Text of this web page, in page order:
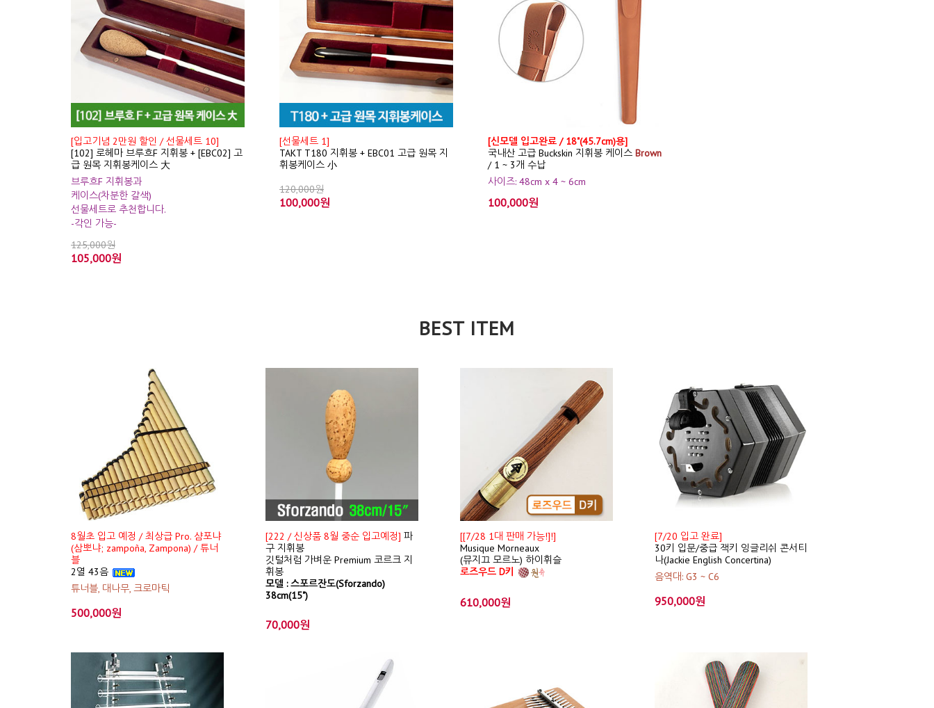
[입고기념 2만원 할인 / 선물세트 10]
[102] 로헤마 브루흐F 지휘봉 + [EBC02] 고
급 원목 지휘봉케이스 大
브루흐F 지휘봉과
케이스(차분한 갈색)
선물세트로 추천합니다.
-각인 가능-
125,000원
105,000원
[선물세트 1]
TAKT T180 지휘봉 + EBC01 고급 원목 지
휘봉케이스 小
120,000원
100,000원
[신모델 입고완료 / 18"(45.7cm)용]
국내산 고급 Buckskin 지휘봉 케이스 Brown
/ 1 ~ 3개 수납
사이즈: 48cm x 4 ~ 6cm
100,000원
BEST ITEM
8월초 입고 예정 / 최상급 Pro. 샴포냐
(삼뽀냐; zampoña, Zampona) / 튜너
블
2열 43음
튜너블, 대나무, 크로마틱
500,000원
[222 / 신상품 8월 중순 입고예정] 파
구 지휘봉
깃털처럼 가벼운 Premium 코르크 지
휘봉
모델 : 스포르잔도(Sforzando)
38cm(15")
70,000원
[[7/28 1대 판매 가능!]!]
Musique Morneaux
(뮤지끄 모르노) 하이휘슬
로즈우드 D키
610,000원
[7/20 입고 완료]
30키 입문/중급 잭키 잉글리쉬 콘서티
나(Jackie English Concertina)
음역대: G3 ~ C6
950,000원